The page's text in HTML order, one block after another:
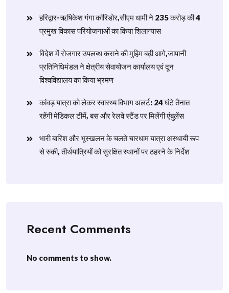
हरिद्वार-ऋषिकेश गंगा कॉरिडोर,सीएम धामी ने 235 करोड़ की 4
प्रमुख विकास परियोजनाओं का किया शिलान्यास
विदेश में रोजगार उपलब्ध कराने की मुहिम बढ़ी आगे,जापानी
प्रतिनिधिमंडल ने क्षेत्रीय सेवायोजन कार्यालय एवं दून
विश्वविद्यालय का किया भ्रमण
​कांवड़ यात्रा को लेकर स्वास्थ्य विभाग अलर्ट: 24 घंटे तैनात
रहेंगी मेडिकल टीमें, बस और रेलवे स्टैंड पर मिलेंगी एंबुलेंस
​भारी बारिश और भूस्खलन के चलते चारधाम यात्रा अस्थायी रूप
से रुकी, तीर्थयात्रियों को सुरक्षित स्थानों पर ठहरने के निर्देश
Recent Comments
No comments to show.